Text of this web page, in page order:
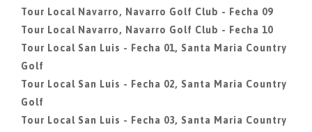
Tour Local Navarro, Navarro Golf Club - Fecha 09
Tour Local Navarro, Navarro Golf Club - Fecha 10
Tour Local San Luis - Fecha 01, Santa Maria Country
Golf
Tour Local San Luis - Fecha 02, Santa Maria Country
Golf
Tour Local San Luis - Fecha 03, Santa Maria Country